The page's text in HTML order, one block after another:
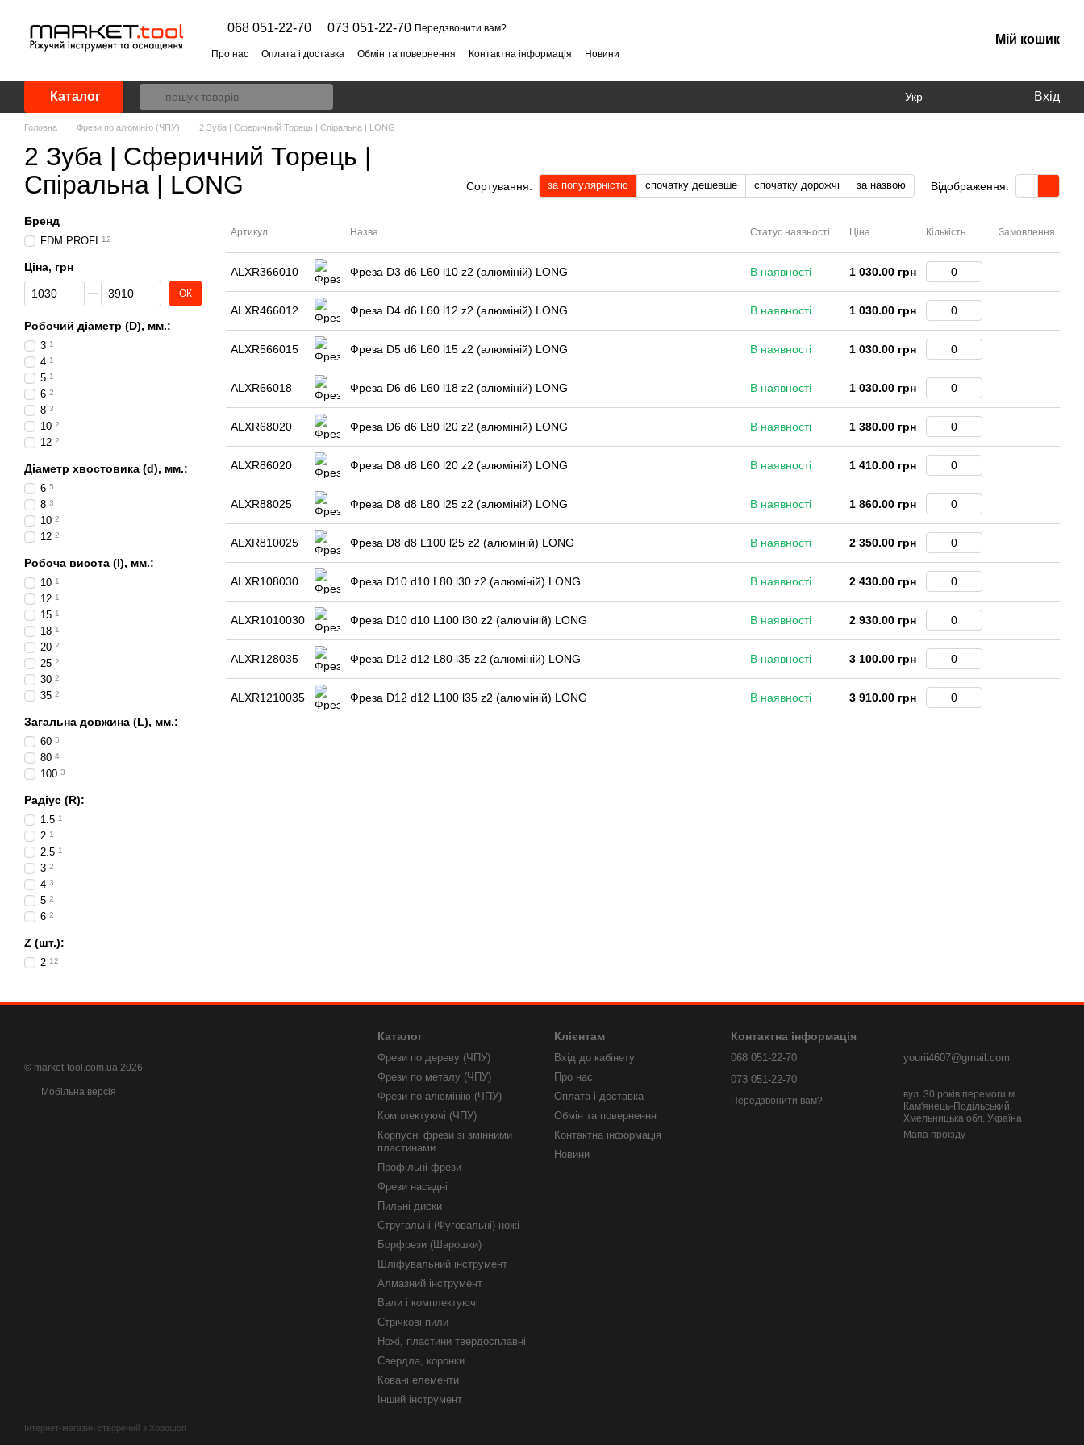
068 051-22-70 073 051-22-70 Передзвонити вам?
Про нас Оплата і доставка Обмін та повернення Контактна інформація Новини
Мій кошик
Каталог Укр Вхід
Головна Фрези по алюмінію (ЧПУ) 2 Зуба | Сферичний Торець | Спіральна | LONG
2 Зуба | Сферичний Торець |
Спіральна | LONG
Сортування: за популярністю спочатку дешевше спочатку дорожчі за назвою Відображення:
Артикул Назва Статус наявності Ціна Кількість Замовлення
ALXR366010 Фреза D3 d6 L60 l10 z2 (алюміній) LONG В наявності 1 030.00 грн
ALXR466012 Фреза D4 d6 L60 l12 z2 (алюміній) LONG В наявності 1 030.00 грн
ALXR566015 Фреза D5 d6 L60 l15 z2 (алюміній) LONG В наявності 1 030.00 грн
ALXR66018 Фреза D6 d6 L60 l18 z2 (алюміній) LONG В наявності 1 030.00 грн
ALXR68020 Фреза D6 d6 L80 l20 z2 (алюміній) LONG В наявності 1 380.00 грн
ALXR86020 Фреза D8 d8 L60 l20 z2 (алюміній) LONG В наявності 1 410.00 грн
ALXR88025 Фреза D8 d8 L80 l25 z2 (алюміній) LONG В наявності 1 860.00 грн
ALXR810025 Фреза D8 d8 L100 l25 z2 (алюміній) LONG В наявності 2 350.00 грн
ALXR108030 Фреза D10 d10 L80 l30 z2 (алюміній) LONG В наявності 2 430.00 грн
ALXR1010030 Фреза D10 d10 L100 l30 z2 (алюміній) LONG В наявності 2 930.00 грн
ALXR128035 Фреза D12 d12 L80 l35 z2 (алюміній) LONG В наявності 3 100.00 грн
ALXR1210035 Фреза D12 d12 L100 l35 z2 (алюміній) LONG В наявності 3 910.00 грн
Бренд
FDM PROFI 12
Ціна, грн
Від Ціна, грн
До Ціна, грн ОК
Робочий діаметр (D), мм.:
3 1
4 1
5 1
6 2
8 3
10 2
12 2
Діаметр хвостовика (d), мм.:
6 5
8 3
10 2
12 2
Робоча висота (I), мм.:
10 1
12 1
15 1
18 1
20 2
25 2
30 2
35 2
Загальна довжина (L), мм.:
60 5
80 4
100 3
Радіус (R):
1.5 1
2 1
2.5 1
3 2
4 3
5 2
6 2
Z (шт.):
2 12
© market-tool.com.ua 2026
Мобільна версія
Інтернет-магазин створений з Хорошоп
Каталог
Фрези по дереву (ЧПУ)
Фрези по металу (ЧПУ)
Фрези по алюмінію (ЧПУ)
Комплектуючі (ЧПУ)
Корпусні фрези зі змінними
пластинами
Профільні фрези
Фрези насадні
Пильні диски
Стругальні (Фуговальні) ножі
Борфрези (Шарошки)
Шліфувальний інструмент
Алмазний інструмент
Вали і комплектуючі
Стрічкові пили
Ножі, пластини твердосплавні
Свердла, коронки
Ковані елементи
Інший інструмент
Клієнтам
Вхід до кабінету
Про нас
Оплата і доставка
Обмін та повернення
Контактна інформація
Новини
Контактна інформація
068 051-22-70
073 051-22-70
Передзвонити вам?
yourii4607@gmail.com
вул. 30 років перемоги м.
Кам'янець-Подільський,
Хмельницька обл. Україна
Мапа проїзду